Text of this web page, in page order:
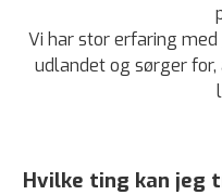
Vi har stor erfaring
udlandet og sørger
Hvilke ting kan jeg